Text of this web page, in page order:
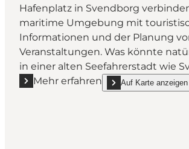
Hafenplatz in Svendborg
maritime Umgebung mit
Informationen und der Planung
Veranstaltungen. Was könnte
in einer alten Seefahrerstadt wie
Mehr erfahren
Mehr erfahren "Svendborg Event
Auf Karte anzeigen
show Svendborg